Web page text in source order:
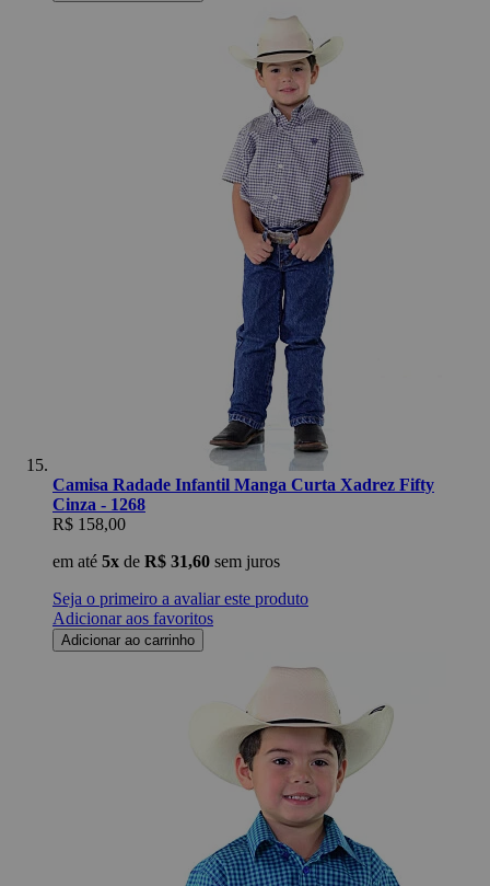
Camisa Radade Infantil Manga Curta Xadrez Fifty
Cinza - 1268
R$ 158,00
em até 5x de R$ 31,60 sem juros
Seja o primeiro a avaliar este produto
Adicionar aos favoritos
Adicionar ao carrinho